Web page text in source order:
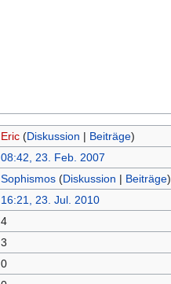
Eric (Diskussion | Beiträge)
08:42, 23. Feb. 2007
Sophismos (Diskussion | Beiträge)
16:21, 23. Jul. 2010
4
3
0